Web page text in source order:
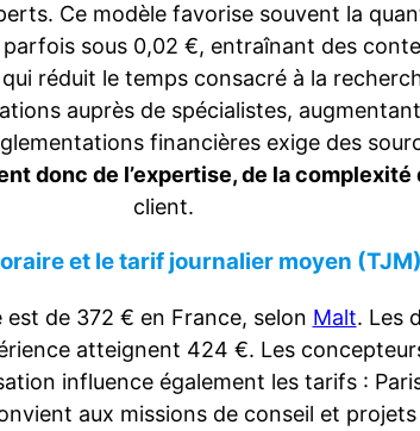
Ce modèle favorise souvent la
sous 0,02 €, entraînant des
réduit le temps consacré à la
auprès de spécialistes,
financières exige des
donc de l’expertise, de la complexité
client.
et le tarif journalier moyen (TJM)
de 372 € en France, selon Malt. Les
atteignent 424 €. Les
influence également les tarifs :
aux missions de conseil et